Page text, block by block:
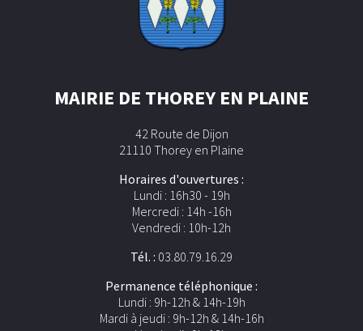
MAIRIE DE THOREY EN PLAINE
42 Route de Dijon
21110 Thorey en Plaine
Horaires d'ouvertures :
Lundi : 16h30 - 19h
Mercredi : 14h -16h
Vendredi : 10h-12h
Tél. : 03.80.79.16.29
Permanence téléphonique :
Lundi : 9h-12h & 14h-19h
Mardi à jeudi : 9h-12h & 14h-16h